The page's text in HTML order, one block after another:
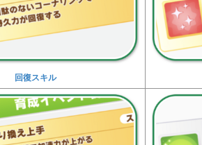
回復スキル